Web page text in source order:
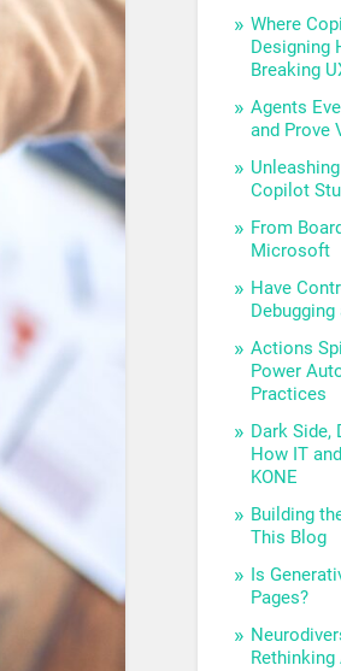
Where
Designing
Breaking
Agents
and Prove
Copilot
From
Microsoft
Have
Actions
Power
Practices
Dark Side,
How IT
KONE
Building
This Blog
Is
Pages?